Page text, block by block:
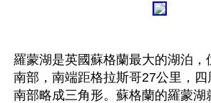
羅蒙湖是英國蘇格蘭最大的湖泊，
南部，南端距格拉斯哥27公里，四
南部略成三角形。蘇格蘭的羅蒙湖